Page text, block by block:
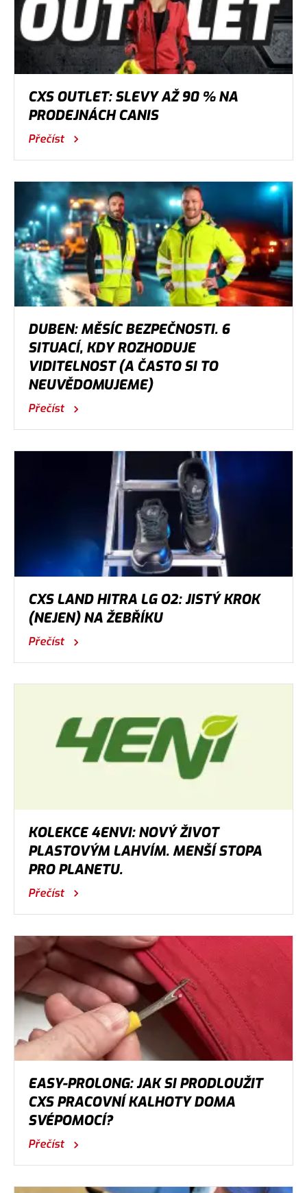
CXS OUTLET: SLEVY AŽ 90 % NA
PRODEJNÁCH CANIS
Přečíst
DUBEN: MĚSÍC BEZPEČNOSTI. 6
SITUACÍ, KDY ROZHODUJE
VIDITELNOST (A ČASTO SI TO
NEUVĚDOMUJEME)
Přečíst
CXS LAND HITRA LG O2: JISTÝ KROK
(NEJEN) NA ŽEBŘÍKU
Přečíst
KOLEKCE 4ENVI: NOVÝ ŽIVOT
PLASTOVÝM LAHVÍM. MENŠÍ STOPA
PRO PLANETU.
Přečíst
EASY-PROLONG: JAK SI PRODLOUŽIT
CXS PRACOVNÍ KALHOTY DOMA
SVÉPOMOCÍ?
Přečíst